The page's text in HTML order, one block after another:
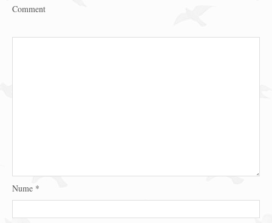
Comment
Nume *